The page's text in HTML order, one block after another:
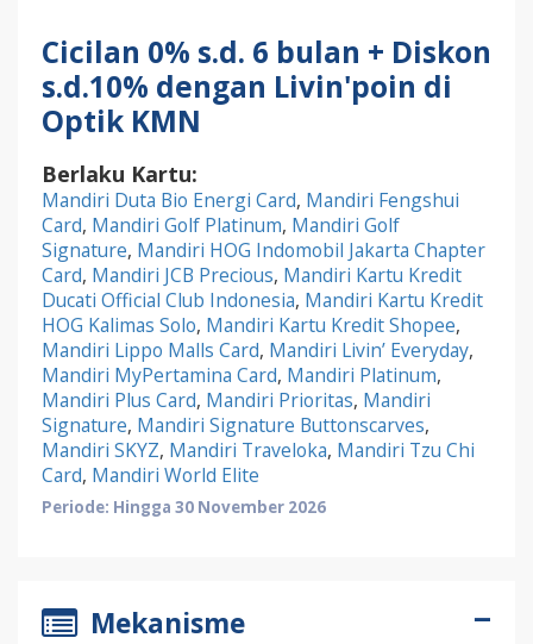
Cicilan 0% s.d. 6 bulan + Diskon
s.d.10% dengan Livin'poin di
Optik KMN
Berlaku Kartu:
Mandiri Duta Bio Energi Card, Mandiri Fengshui
Card, Mandiri Golf Platinum, Mandiri Golf
Signature, Mandiri HOG Indomobil Jakarta Chapter
Card, Mandiri JCB Precious, Mandiri Kartu Kredit
Ducati Official Club Indonesia, Mandiri Kartu Kredit
HOG Kalimas Solo, Mandiri Kartu Kredit Shopee,
Mandiri Lippo Malls Card, Mandiri Livin’ Everyday,
Mandiri MyPertamina Card, Mandiri Platinum,
Mandiri Plus Card, Mandiri Prioritas, Mandiri
Signature, Mandiri Signature Buttonscarves,
Mandiri SKYZ, Mandiri Traveloka, Mandiri Tzu Chi
Card, Mandiri World Elite
Periode: Hingga 30 November 2026
Mekanisme